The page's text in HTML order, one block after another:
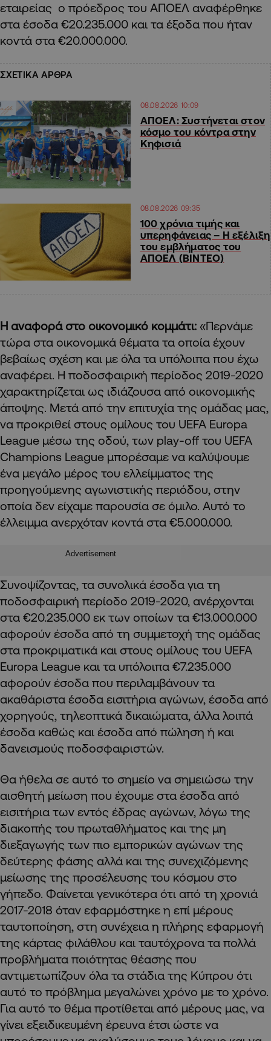
εταιρείας ο πρόεδρος του ΑΠΟΕΛ αναφέρθηκε
στα έσοδα €20.235.000 και τα έξοδα που ήταν
κοντά στα €20.000.000.
ΣΧΕΤΙΚΑ ΑΡΘΡΑ
08.08.2026 10:09
ΑΠΟΕΛ: Συστήνεται στον
κόσμο του κόντρα στην
Κηφισιά
08.08.2026 09:35
100 χρόνια τιμής και
υπερηφάνειας – Η εξέλιξη
του εμβλήματος του
ΑΠΟΕΛ (ΒΙΝΤΕΟ)
Η αναφορά στο οικονομικό κομμάτι: «Περνάμε
τώρα στα οικονομικά θέματα τα οποία έχουν
βεβαίως σχέση και με όλα τα υπόλοιπα που έχω
αναφέρει. Η ποδοσφαιρική περίοδος 2019-2020
χαρακτηρίζεται ως ιδιάζουσα από οικονομικής
άποψης. Μετά από την επιτυχία της ομάδας μας,
να προκριθεί στους ομίλους του UEFA Europa
League μέσω της οδού, των play-off του UEFA
Champions League μπορέσαμε να καλύψουμε
ένα μεγάλο μέρος του ελλείμματος της
προηγούμενης αγωνιστικής περιόδου, στην
οποία δεν είχαμε παρουσία σε όμιλο. Αυτό το
έλλειμμα ανερχόταν κοντά στα €5.000.000.
Advertisement
Συνοψίζοντας, τα συνολικά έσοδα για τη
ποδοσφαιρική περίοδο 2019-2020, ανέρχονται
στα €20.235.000 εκ των οποίων τα €13.000.000
αφορούν έσοδα από τη συμμετοχή της ομάδας
στα προκριματικά και στους ομίλους του UEFA
Europa League και τα υπόλοιπα €7.235.000
αφορούν έσοδα που περιλαμβάνουν τα
ακαθάριστα έσοδα εισιτήρια αγώνων, έσοδα από
χορηγούς, τηλεοπτικά δικαιώματα, άλλα λοιπά
έσοδα καθώς και έσοδα από πώληση ή και
δανεισμούς ποδοσφαιριστών.
Θα ήθελα σε αυτό το σημείο να σημειώσω την
αισθητή μείωση που έχουμε στα έσοδα από
εισιτήρια των εντός έδρας αγώνων, λόγω της
διακοπής του πρωταθλήματος και της μη
διεξαγωγής των πιο εμπορικών αγώνων της
δεύτερης φάσης αλλά και της συνεχιζόμενης
μείωσης της προσέλευσης του κόσμου στο
γήπεδο. Φαίνεται γενικότερα ότι από τη χρονιά
2017-2018 όταν εφαρμόστηκε η επί μέρους
ταυτοποίηση, στη συνέχεια η πλήρης εφαρμογή
της κάρτας φιλάθλου και ταυτόχρονα τα πολλά
προβλήματα ποιότητας θέασης που
αντιμετωπίζουν όλα τα στάδια της Κύπρου ότι
αυτό το πρόβλημα μεγαλώνει χρόνο με το χρόνο.
Για αυτό το θέμα προτίθεται από μέρους μας, να
γίνει εξειδικευμένη έρευνα έτσι ώστε να